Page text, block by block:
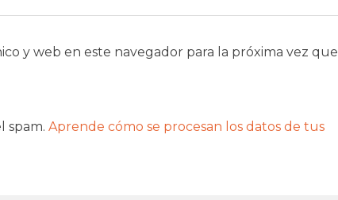
y web en este navegador para la próxima vez que
spam. Aprende cómo se procesan los datos de tus